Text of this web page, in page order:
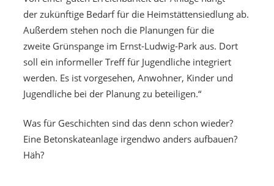
der zukünftige Bedarf für die Heimstättensiedlung ab.
Außerdem stehen noch die Planungen für die
zweite Grünspange im Ernst-Ludwig-Park aus. Dort
soll ein informeller Treff für Jugendliche integriert
werden. Es ist vorgesehen, Anwohner, Kinder und
Jugendliche bei der Planung zu beteiligen.“
Was für Geschichten sind das denn schon wieder?
Eine Betonskateanlage irgendwo anders aufbauen?
Häh?